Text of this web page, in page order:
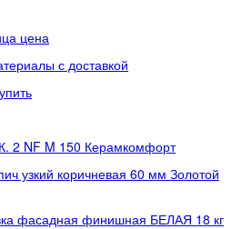
цена
с доставкой
2 NF M 150 Керамкомфорт
узкий коричневая 60 мм Золотой
фасадная финишная БЕЛАЯ 18 кг